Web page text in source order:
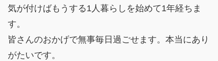
気が付けばもうする1人暮らしを始めて1年経ちま
す。
皆さんのおかげで無事毎日過ごせます。本当にあり
がたいです。